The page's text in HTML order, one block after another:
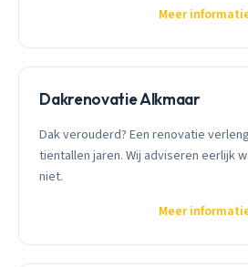
Meer
Dakrenovatie Alkmaar
Dak verouderd? Een renovatie
tientallen jaren. Wij adviseren eerlijk
niet.
Meer